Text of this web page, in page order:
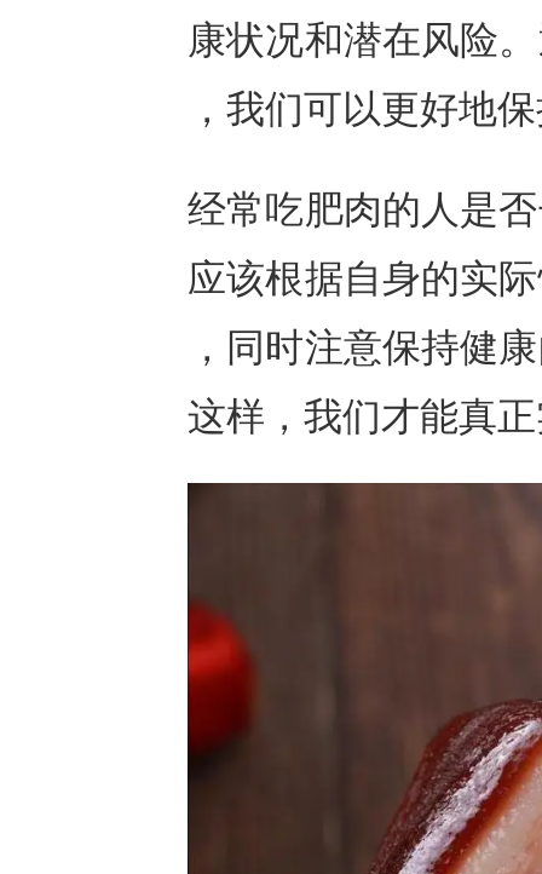
康状况和潜在风险
，我们可以更好地
经常吃肥肉的人是
应该根据自身的实
，同时注意保持健
这样，我们才能真